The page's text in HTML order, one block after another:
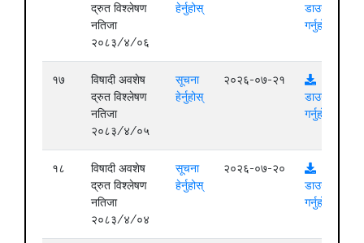
द्रुत विश्लेषण
नतिजा
२०८३/४/०६
हेर्नुहोस्
डाउनलोड
गर्नुहोस्
१७
विषादी अवशेष
द्रुत विश्लेषण
नतिजा
२०८३/४/०५
सूचना
हेर्नुहोस्
२०२६-०७-२१
डाउनलोड
गर्नुहोस्
१८
विषादी अवशेष
द्रुत विश्लेषण
नतिजा
२०८३/४/०४
सूचना
हेर्नुहोस्
२०२६-०७-२०
डाउनलोड
गर्नुहोस्